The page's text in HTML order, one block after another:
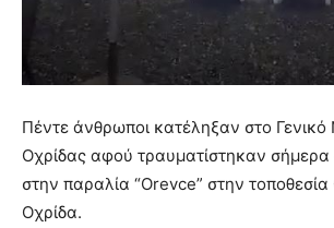
Πέντε άνθρωποι κατέληξαν στο Γενικό
Οχρίδας αφού τραυματίστηκαν
στην παραλία “Orevce” στην
Οχρίδα.